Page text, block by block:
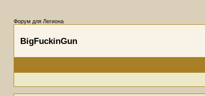
Форум для Легиона
BigFuckinGun